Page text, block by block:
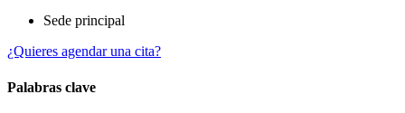
Sede principal
¿Quieres agendar una cita?
Palabras clave